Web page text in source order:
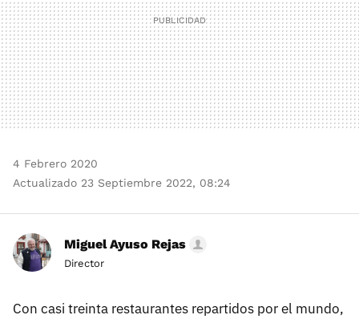
4 Febrero 2020
Actualizado 23 Septiembre 2022, 08:24
Miguel Ayuso Rejas
Director
Con casi treinta restaurantes repartidos por el mundo,